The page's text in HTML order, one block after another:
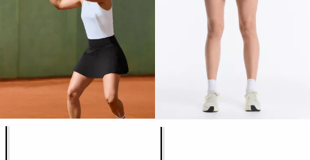
Termékszínek listája Termékszínek listája